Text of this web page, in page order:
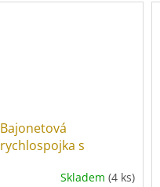
Bajonetová
rychlospojka s
Skladem (4 ks)